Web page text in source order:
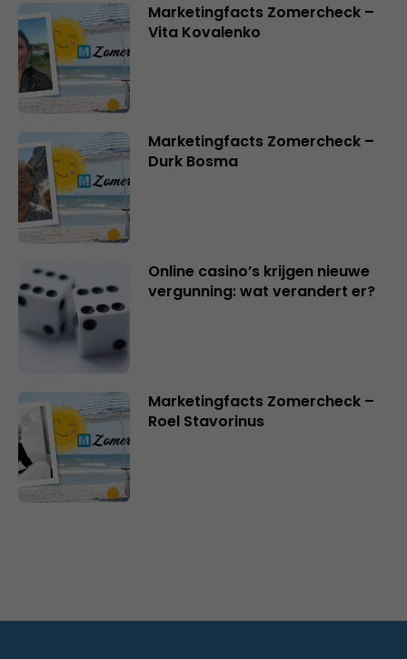
Marketingfacts Zomercheck –
Vita Kovalenko
Marketingfacts Zomercheck –
Durk Bosma
Online casino’s krijgen nieuwe
vergunning: wat verandert er?
Marketingfacts Zomercheck –
Roel Stavorinus